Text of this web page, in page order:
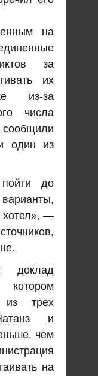
на
за
их
из-за
числа
сообщили
один из
до
хотел», —
доклад
из трех
и
чем
на